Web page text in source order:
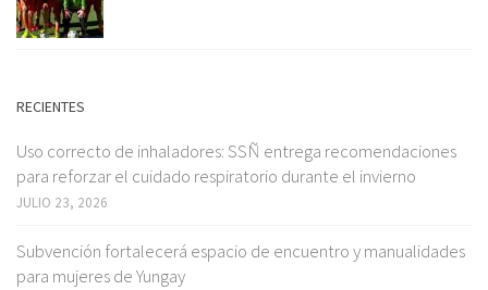
RECIENTES
Uso correcto de inhaladores: SSÑ entrega recomendaciones
para reforzar el cuidado respiratorio durante el invierno
JULIO 23, 2026
Subvención fortalecerá espacio de encuentro y manualidades
para mujeres de Yungay